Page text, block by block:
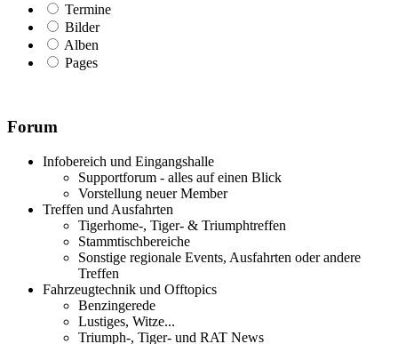
Termine
Bilder
Alben
Pages
Forum
Infobereich und Eingangshalle
Supportforum - alles auf einen Blick
Vorstellung neuer Member
Treffen und Ausfahrten
Tigerhome-, Tiger- & Triumphtreffen
Stammtischbereiche
Sonstige regionale Events, Ausfahrten oder andere
Treffen
Fahrzeugtechnik und Offtopics
Benzingerede
Lustiges, Witze...
Triumph-, Tiger- und RAT News